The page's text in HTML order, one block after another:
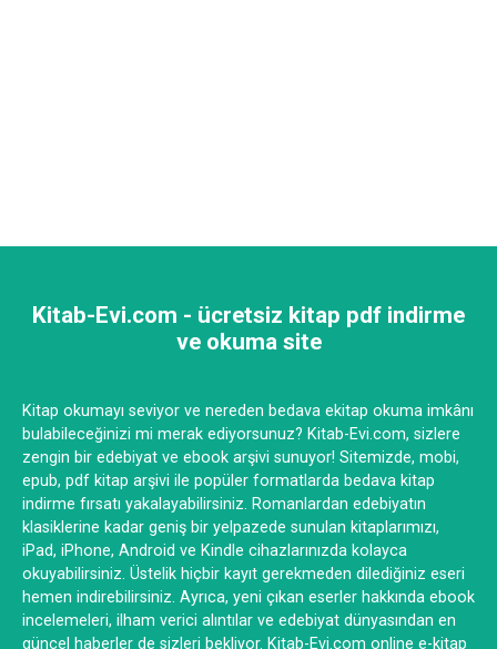
Kitab-Evi.com - ücretsiz kitap pdf indirme
ve okuma site
Kitap okumayı seviyor ve nereden bedava ekitap okuma imkânı
bulabileceğinizi mi merak ediyorsunuz? Kitab-Evi.com, sizlere
zengin bir edebiyat ve ebook arşivi sunuyor! Sitemizde, mobi,
epub, pdf kitap arşivi ile popüler formatlarda bedava kitap
indirme fırsatı yakalayabilirsiniz. Romanlardan edebiyatın
klasiklerine kadar geniş bir yelpazede sunulan kitaplarımızı,
iPad, iPhone, Android ve Kindle cihazlarınızda kolayca
okuyabilirsiniz. Üstelik hiçbir kayıt gerekmeden dilediğiniz eseri
hemen indirebilirsiniz. Ayrıca, yeni çıkan eserler hakkında ebook
incelemeleri, ilham verici alıntılar ve edebiyat dünyasından en
güncel haberler de sizleri bekliyor. Kitab-Evi.com online e-kitap